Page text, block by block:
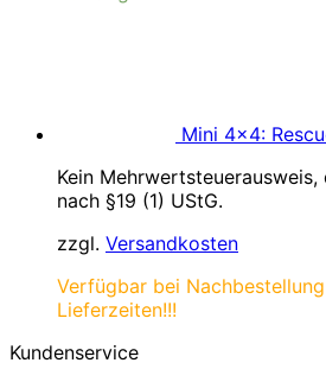
Mini 4×4:
Kein
nach §19 (1) UStG.
zzgl. Versandkosten
Verfügbar bei
Lieferzeiten!!!
Kundenservice